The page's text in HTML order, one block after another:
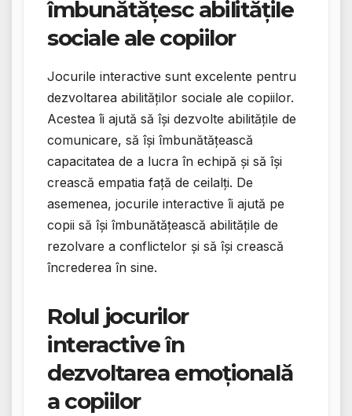
îmbunătățesc abilitățile
sociale ale copiilor
Jocurile interactive sunt excelente pentru
dezvoltarea abilităților sociale ale copiilor.
Acestea îi ajută să își dezvolte abilitățile de
comunicare, să își îmbunătățească
capacitatea de a lucra în echipă și să își
crească empatia față de ceilalți. De
asemenea, jocurile interactive îi ajută pe
copii să își îmbunătățească abilitățile de
rezolvare a conflictelor și să își crească
încrederea în sine.
Rolul jocurilor
interactive în
dezvoltarea emoțională
a copiilor